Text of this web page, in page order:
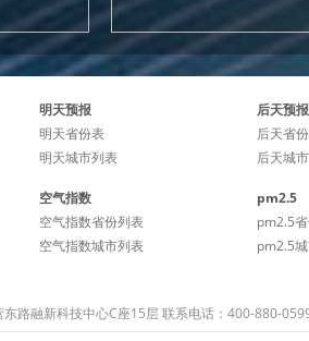
明天预报
明天省份表
明天城市列表
后天预报
后天省
后天城
空气指数
空气指数省份列表
空气指数城市列表
pm2.5
pm2.5
pm2.5
路融新科技中心C座15层 联系电话：400-880-